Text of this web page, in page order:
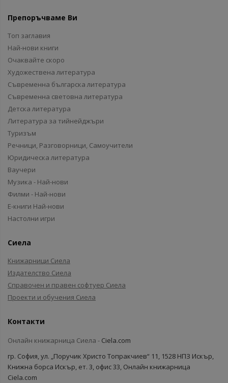
Препоръчваме Ви
Топ заглавия
Най-нови книги
Очаквайте скоро
Художествена литература
Съвременна българска литература
Съвременна световна литература
Детска литература
Литература за тийнейджъри
Туризъм
Речници, Разговорници, Самоучители
Юридическа литература
Ваучери
Музика - Най-нови
Филми - Най-нови
Е-книги Най-нови
Настолни игри
Сиела
Книжарници Сиела
Издателство Сиела
Справочен и правен софтуер Сиела
Проекти и обучения Сиела
Контакти
Онлайн книжарница Сиела - Ciela.com
гр. София, ул. „Поручик Христо Топракчиев“ 11, 1528 НПЗ Искър,
Книжна борса Искър, ет. 3, офис 33, Онлайн книжарница
Ciela.com